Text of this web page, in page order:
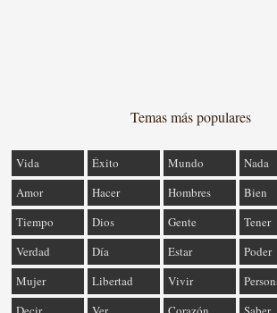
Temas más populares
Vida Éxito Mundo
Nada
Amor
Hacer Hombres
Bien
Tiempo
Dios Gente
Tener
Verdad
Día Estar
Poder
Mujer
Libertad Vivir